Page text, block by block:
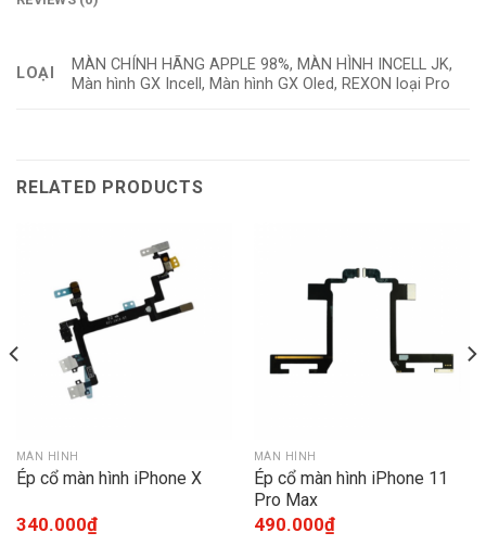
LOẠI
MÀN CHÍNH HÃNG APPLE 98%, MÀN HÌNH INCELL JK,
Màn hình GX Incell, Màn hình GX Oled, REXON loại Pro
RELATED PRODUCTS
MÀN HÌNH
Ép cổ màn hình iPhone X
340.000₫
MÀN HÌNH
Ép cổ màn hình iPhone 11
Pro Max
490.000₫